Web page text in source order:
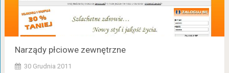
Narządy płciowe zewnętrzne
30 Grudnia 2011